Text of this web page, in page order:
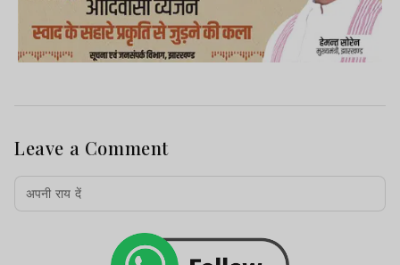
Leave a Comment